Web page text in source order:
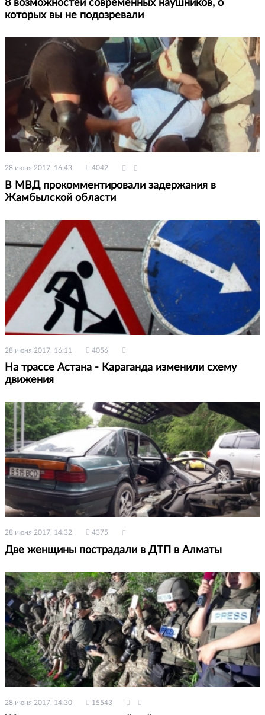
8 возможностей современных наушников, о
которых вы не подозревали
28 июня 2017, 16:43 4042
В МВД прокомментировали задержания в
Жамбылской области
28 июня 2017, 16:11 4056
На трассе Астана - Караганда изменили схему
движения
28 июня 2017, 14:32 4375
Две женщины пострадали в ДТП в Алматы
28 июня 2017, 14:30 15543